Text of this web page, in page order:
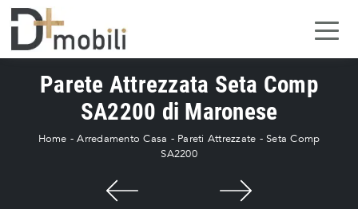
Parete Attrezzata Seta Comp
SA2200 di Maronese
Home -Arredamento Casa - Pareti Attrezzate - Seta Comp
SA2200